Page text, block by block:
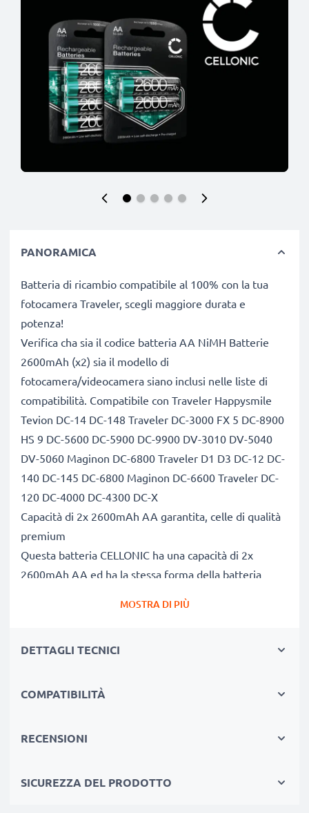
PANORAMICA
Batteria di ricambio compatibile al 100% con la tua
fotocamera Traveler, scegli maggiore durata e
potenza!
Verifica cha sia il codice batteria AA NiMH Batterie
2600mAh (x2) sia il modello di
fotocamera/videocamera siano inclusi nelle liste di
compatibilità. Compatibile con Traveler Happysmile
Tevion DC-14 DC-148 Traveler DC-3000 FX 5 DC-8900
HS 9 DC-5600 DC-5900 DC-9900 DV-3010 DV-5040
DV-5060 Maginon DC-6800 Traveler D1 D3 DC-12 DC-
140 DC-145 DC-6800 Maginon DC-6600 Traveler DC-
120 DC-4000 DC-4300 DC-X
Capacità di 2x 2600mAh AA garantita, celle di qualità
premium
Questa batteria CELLONIC ha una capacità di 2x
2600mAh AA ed ha la stessa forma della batteria
compatible e nuova, dispone di una capacità reale di
Grandi prestazioni: batteria AA NiMH Batterie
superano quelle della vecchia batteria originale
MOSTRA DI PIÙ
DETTAGLI TECNICI
COMPATIBILITÀ
RECENSIONI
SICUREZZA DEL PRODOTTO